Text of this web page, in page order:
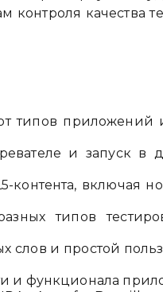
контроля качества
типов приложений
и запуск в
контента,
типов
слов и простой
и функционала